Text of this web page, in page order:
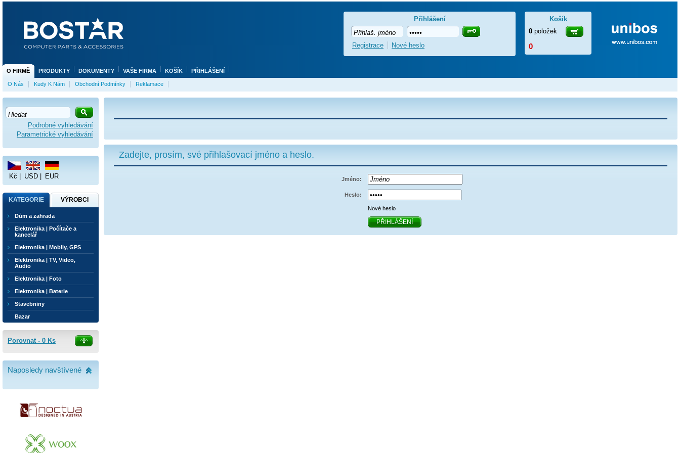
Zadejte, prosím, své přihlašovací jméno a heslo.
Jméno:
Heslo:
Nové heslo
PŘIHLÁŠENÍ
Podrobné vyhledávání
Parametrické vyhledávání
Kč USD EUR
KATEGORIE VÝROBCI
Dům a zahrada
Elektronika | Počítače a
kancelář
Elektronika | Mobily, GPS
Elektronika | TV, Video,
Audio
Elektronika | Foto
Elektronika | Baterie
Stavebniny
Bazar
Porovnat - 0 Ks
Naposledy navštívené
O FIRMĚ PRODUKTY DOKUMENTY VAŠE FIRMA KOŠÍK PŘIHLÁŠENÍ
O Nás Kudy K Nám Obchodní Podmínky Reklamace
Košík
0 položek
0
Přihlášení
Registrace Nové heslo